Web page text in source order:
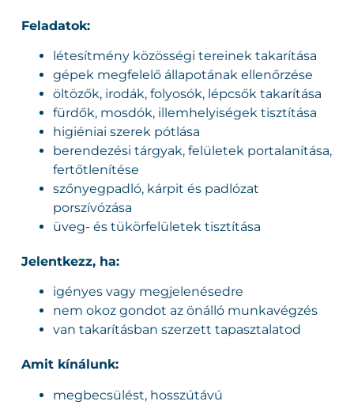
Feladatok:
létesítmény közösségi tereinek takarítása
gépek megfelelő állapotának ellenőrzése
öltözők, irodák, folyosók, lépcsők takarítása
fürdők, mosdók, illemhelyiségek tisztítása
higiéniai szerek pótlása
berendezési tárgyak, felületek portalanítása,
fertőtlenítése
szőnyegpadló, kárpit és padlózat
porszívózása
üveg- és tükörfelületek tisztítása
Jelentkezz, ha:
igényes vagy megjelenésedre
nem okoz gondot az önálló munkavégzés
van takarításban szerzett tapasztalatod
Amit kínálunk:
megbecsülést, hosszútávú